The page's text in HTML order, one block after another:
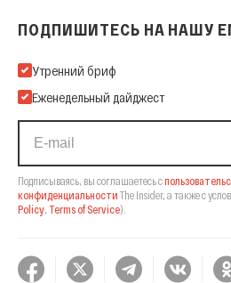
ПОДПИШИТЕСЬ НА НАШУ
Подпишитесь на нашу Email-рассылку
Утренний бриф
Еженедельный дайджест
Подписываясь, вы соглашаетесь с
конфиденциальности The Insider, а также с
Policy, Terms of Service).